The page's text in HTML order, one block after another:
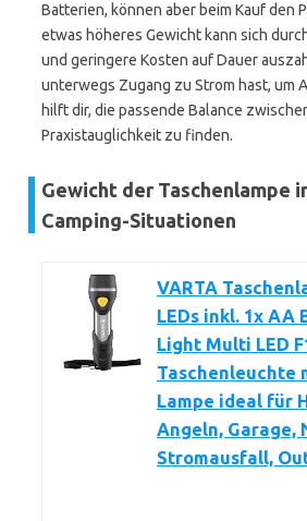
Batterien, können aber beim Kauf den
etwas höheres Gewicht kann sich
und geringere Kosten auf Dauer
unterwegs Zugang zu Strom hast, um
hilft dir, die passende Balance
Praxistauglichkeit zu finden.
Gewicht der Taschenlampe
Camping-Situationen
VARTA
LEDs inkl. 1x AA
Light Multi LED
Taschenleuchte
Lampe ideal für
Angeln, Garage,
Stromausfall,